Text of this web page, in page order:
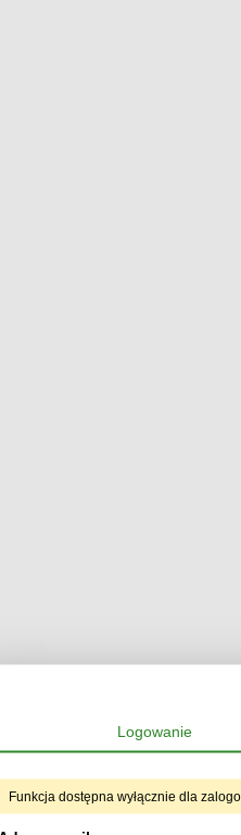
Logowanie
Funkcja dostępna wyłącznie dla